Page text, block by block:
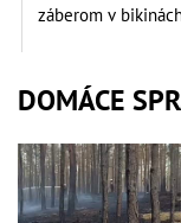
záberom v
DOMÁCE